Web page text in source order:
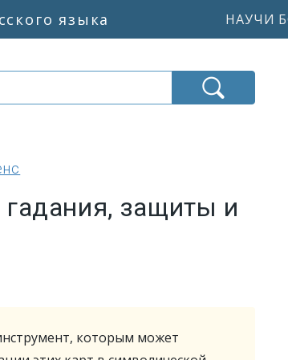
языка НАУЧИ
защиты и
которым может